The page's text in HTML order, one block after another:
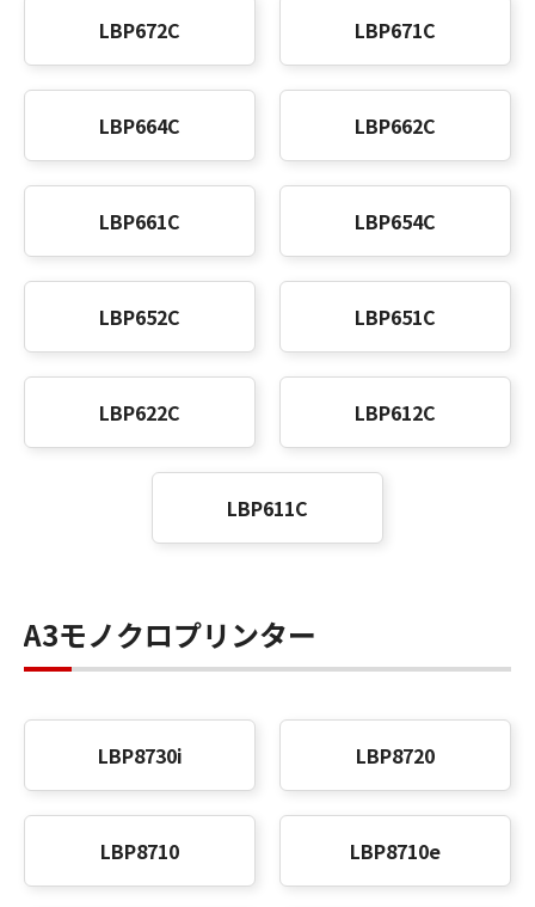
LBP672C LBP671C
LBP664C LBP662C
LBP661C LBP654C
LBP652C LBP651C
LBP622C LBP612C
LBP611C
A3モノクロプリンター
LBP8730i LBP8720
LBP8710 LBP8710e